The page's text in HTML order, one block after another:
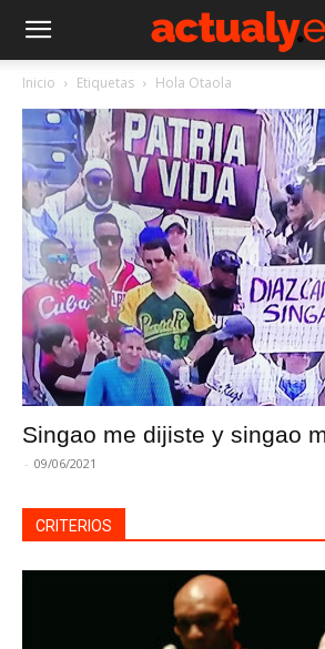
Inicio Etiquetas Hola Otaola
Singao me dijiste y singao
- 09/06/2021
CRITERIOS